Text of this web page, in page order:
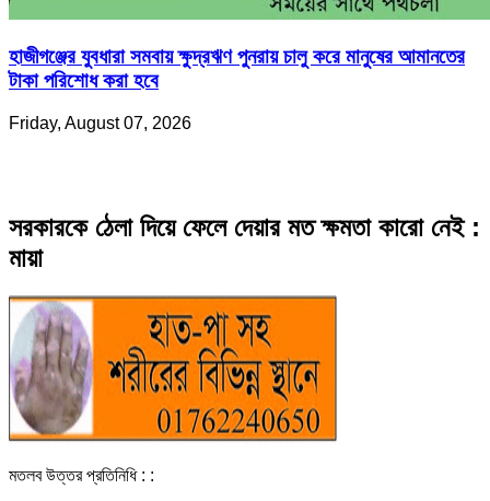
হাজীগঞ্জের যুবধারা সমবায় ক্ষুদ্রঋণ পুনরায় চালু করে মানুষের আমানতের
টাকা পরিশোধ করা হবে
Friday, August 07, 2026
সরকারকে ঠেলা দিয়ে ফেলে দেয়ার মত ক্ষমতা কারো নেই :
মায়া
মতলব উত্তর প্রতিনিধি : :